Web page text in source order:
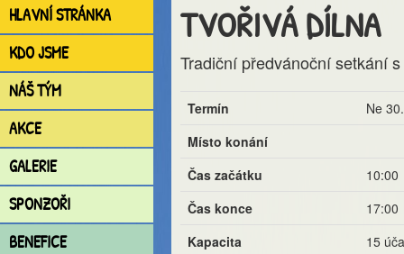
HLAVNÍ STRÁNKA
KDO JSME
NÁŠ TÝM
AKCE
GALERIE
SPONZOŘI
BENEFICE
TVOŘIVÁ DÍLNA
Tradiční předvánoční setkání
Termín
Ne
Místo konání
Čas začátku
10:00
Čas konce
17:00
Kapacita
15